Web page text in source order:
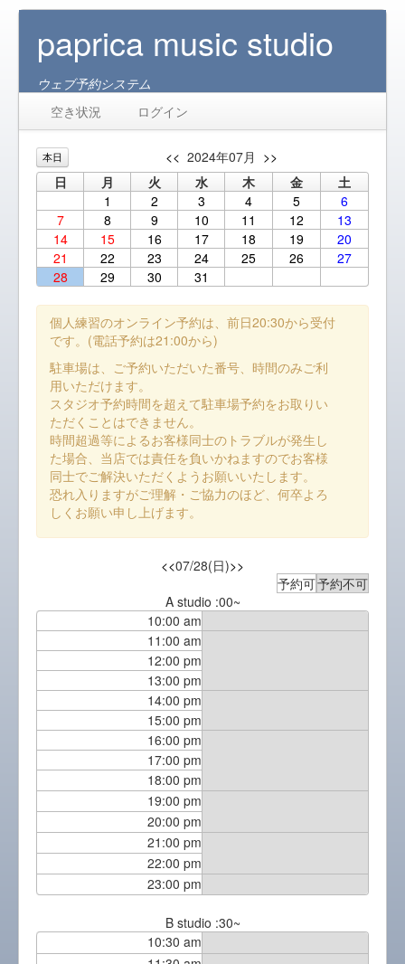
paprica music studio
ウェブ予約システム
空き状況
ログイン
本日 << 2024年07月 >>
日
月 火 水 木 金
土
1
2 3 4 5
6
7
8 9 10 11 12
13
14
15 16 17 18 19
20
21
22 23 24 25 26
27
28
29 30 31
個人練習のオンライン予約は、前日20:30から受付
です。(電話予約は21:00から)
駐車場は、ご予約いただいた番号、時間のみご利
用いただけます。
スタジオ予約時間を超えて駐車場予約をお取りい
ただくことはできません。
時間超過等によるお客様同士のトラブルが発生し
た場合、当店では責任を負いかねますのでお客様
同士でご解決いただくようお願いいたします。
恐れ入りますがご理解・ご協力のほど、何卒よろ
しくお願い申し上げます。
<<07/28(日)>>
予約可予約不可
A studio :00~
10:00 am
11:00 am
12:00 pm
13:00 pm
14:00 pm
15:00 pm
16:00 pm
17:00 pm
18:00 pm
19:00 pm
20:00 pm
21:00 pm
22:00 pm
23:00 pm
B studio :30~
10:30 am